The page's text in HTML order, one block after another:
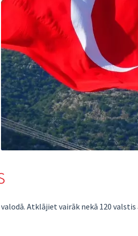
Atklājiet vairāk nekā 120